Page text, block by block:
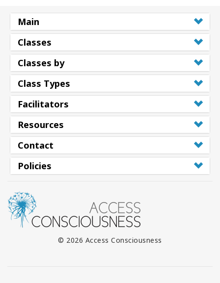
Main
Classes
Classes by
Class Types
Facilitators
Resources
Contact
Policies
© 2026 Access Consciousness